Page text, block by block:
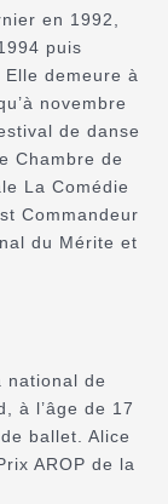
en 1992,
puis
Elle demeure à
novembre
de danse
Chambre de
La Comédie
Commandeur
du Mérite et
national de
à l’âge de 17
ballet. Alice
AROP de la